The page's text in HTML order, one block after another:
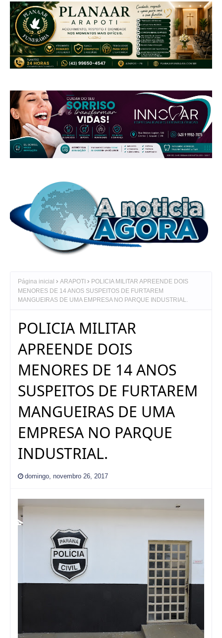
Página inicial ARAPOTI
POLICIA MILITAR APREENDE DOIS
MENORES DE 14 ANOS SUSPEITOS DE FURTAREM
MANGUEIRAS DE UMA EMPRESA NO PARQUE INDUSTRIAL.
POLICIA MILITAR
APREENDE DOIS
MENORES DE 14 ANOS
SUSPEITOS DE FURTAREM
MANGUEIRAS DE UMA
EMPRESA NO PARQUE
INDUSTRIAL.
domingo, novembro 26, 2017